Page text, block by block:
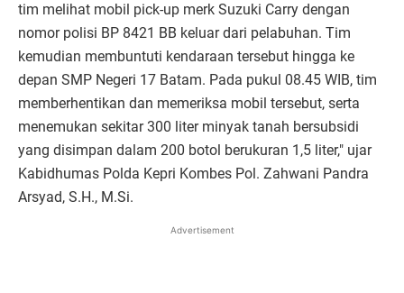
tim melihat mobil pick-up merk Suzuki Carry dengan
nomor polisi BP 8421 BB keluar dari pelabuhan. Tim
kemudian membuntuti kendaraan tersebut hingga ke
depan SMP Negeri 17 Batam. Pada pukul 08.45 WIB, tim
memberhentikan dan memeriksa mobil tersebut, serta
menemukan sekitar 300 liter minyak tanah bersubsidi
yang disimpan dalam 200 botol berukuran 1,5 liter," ujar
Kabidhumas Polda Kepri Kombes Pol. Zahwani Pandra
Arsyad, S.H., M.Si.
Advertisement